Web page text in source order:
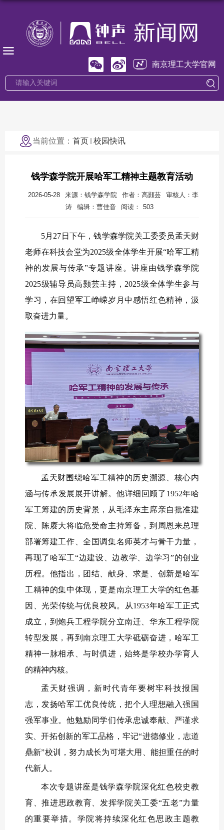
南京理工大学官网
当前位置： 首页 校园快讯
钱学森学院开展哈军工精神主题教育活动
2026-05-28 来源：钱学森学院 作者：高颢芸
审核人：李
涛
编辑：曹佳音 阅读： 503
5月27日下午，钱学森学院关工委委员孟天财
老师在科技会堂为2025级全体学生开展“哈军工精
神的发展与传承”专题讲座。讲座由钱学森学院
2025级辅导员高颢芸主持，2025级全体学生参与
学习，在回望军工峥嵘岁月中感悟红色精神，汲
取奋进力量。
孟天财围绕哈军工精神的历史溯源、核心内
涵与传承发展展开讲解。他详细回顾了1952年哈
军工筹建的历史背景，从毛泽东主席亲自批准建
院、陈赓大将临危受命主持筹备，到周恩来总理
部署筹建工作、全国调集名师英才与骨干力量，
再现了哈军工“边建设、边教学、边学习”的创业
历程。他指出，团结、献身、求是、创新是哈军
工精神的集中体现，更是南京理工大学的红色基
因、光荣传统与优良校风。从1953年哈军工正式
成立，到炮兵工程学院分立南迁、华东工程学院
转型发展，再到南京理工大学砥砺奋进，哈军工
精神一脉相承、与时俱进，始终是学校办学育人
的精神内核。
孟天财强调，新时代青年要树牢科技报国
志，发扬哈军工优良传统，把个人理想融入强国
强军事业。他勉励同学们传承忠诚奉献、严谨求
实、开拓创新的军工品格，牢记“进德修业，志道
鼎新”校训，努力成长为可堪大用、能担重任的时
代新人。
本次专题讲座是钱学森学院深化红色校史教
育、推进思政教育、发挥学院关工委“五老”力量
的重要举措。学院将持续深化红色思政主题教